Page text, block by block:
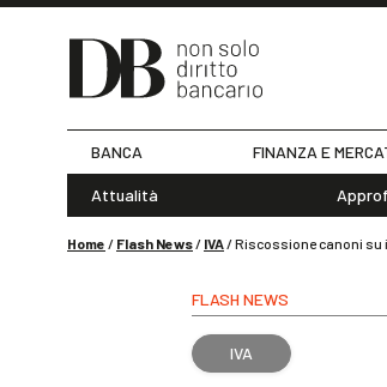
BANCA FINANZA E
Attualità
Home / Flash News/ IVA/Riscossione canoni su
FLASH NEWS
IVA